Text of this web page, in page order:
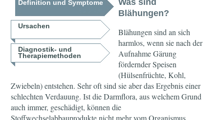
Definition und Symptome
Ursachen
Diagnostik- und
Therapiemethoden
Blähungen?
Blähungen sind an sich
harmlos, wenn sie nach der
Aufnahme Gärung
fördernder Speisen
(Hülsenfrüchte, Kohl,
Zwiebeln) entstehen. Sehr oft sind sie aber das Ergebnis einer
schlechten Verdauung. Ist die Darmflora, aus welchem Grund
auch immer, geschädigt, können die
Stoffwechselabbauprodukte nicht mehr vom Organismus